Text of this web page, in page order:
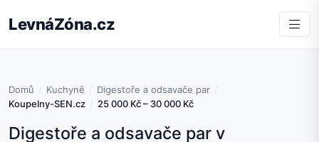
LevnáZóna.cz
Domů Kuchyně
Digestoře a odsavače par
Koupelny-SEN.cz
25 000 Kč – 30 000 Kč
Digestoře a odsavače par v